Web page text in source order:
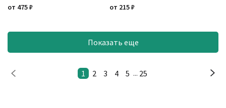
от 475₽ от 215₽
Показать еще
1 2 3 4 5 ... 25